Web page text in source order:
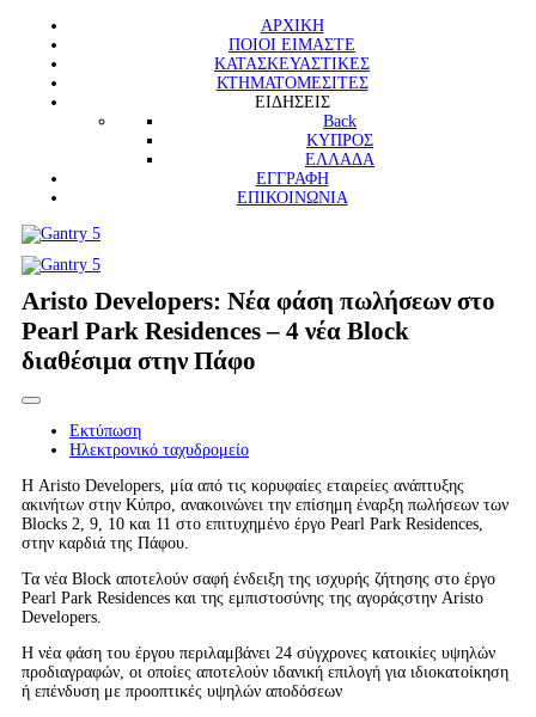
ΑΡΧΙΚΗ
ΠΟΙΟΙ ΕΙΜΑΣΤΕ
ΚΑΤΑΣΚΕΥΑΣΤΙΚΕΣ
ΚΤΗΜΑΤΟΜΕΣΙΤΕΣ
ΕΙΔΗΣΕΙΣ
Back
ΚΥΠΡΟΣ
ΕΛΛΑΔΑ
ΕΓΓΡΑΦΗ
ΕΠΙΚΟΙΝΩΝΙΑ
Aristo Developers: Νέα φάση πωλήσεων στο
Pearl Park Residences – 4 νέα Block
διαθέσιμα στην Πάφο
Εκτύπωση
Ηλεκτρονικό ταχυδρομείο
Η Aristo Developers, μία από τις κορυφαίες εταιρείες ανάπτυξης
ακινήτων στην Κύπρο, ανακοινώνει την επίσημη έναρξη πωλήσεων των
Blocks 2, 9, 10 και 11 στο επιτυχημένο έργο Pearl Park Residences,
στην καρδιά της Πάφου.
Τα νέα Block αποτελούν σαφή ένδειξη της ισχυρής ζήτησης στο έργο
Pearl Park Residences και της εμπιστοσύνης της αγοράςστην Aristo
Developers.
Η νέα φάση του έργου περιλαμβάνει 24 σύγχρονες κατοικίες υψηλών
προδιαγραφών, οι οποίες αποτελούν ιδανική επιλογή για ιδιοκατοίκηση
ή επένδυση με προοπτικές υψηλών αποδόσεων